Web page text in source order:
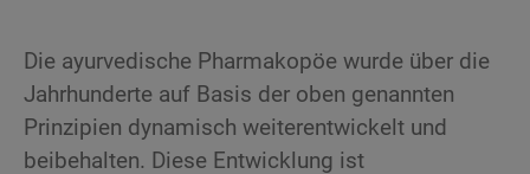
Die ayurvedische Pharmakopöe wurde über die
Jahrhunderte auf Basis der oben genannten
Prinzipien dynamisch weiterentwickelt und
beibehalten. Diese Entwicklung ist